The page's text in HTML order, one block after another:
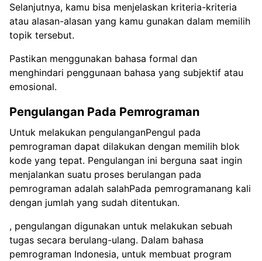
Selanjutnya, kamu bisa menjelaskan kriteria-kriteria
atau alasan-alasan yang kamu gunakan dalam memilih
topik tersebut.
Pastikan menggunakan bahasa formal dan
menghindari penggunaan bahasa yang subjektif atau
emosional.
Pengulangan Pada Pemrograman
Untuk melakukan pengulanganPengul pada
pemrograman dapat dilakukan dengan memilih blok
kode yang tepat. Pengulangan ini berguna saat ingin
menjalankan suatu proses berulangan pada
pemrograman adalah salahPada pemrogramanang kali
dengan jumlah yang sudah ditentukan.
, pengulangan digunakan untuk melakukan sebuah
tugas secara berulang-ulang. Dalam bahasa
pemrograman Indonesia, untuk membuat program